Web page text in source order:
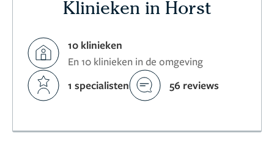
Klinieken in Horst
10 klinieken
En 10 klinieken in de omgeving
1 specialisten
56 reviews